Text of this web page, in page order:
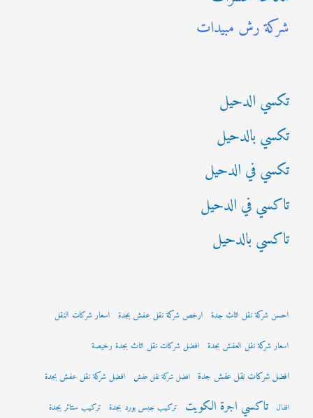
ع
:
شركة رش مبيدات
تكسي الدحيل
تكسي بالدحيل
تكسي في الدحيل
تاكسي في الدحيل
تاكسي بالدحيل
احسن شركة نقل اثاث جدة ارخص شركة نقل عفش بجدة اسعار شركات النقل
اسعار شركة نقل العفش بجدة افضل شركات نقل اثاث بجدة رخيصة
افضل شركات نقل عفش جدة افضل شركة نقل عفش افضل شركة نقل عفش بجدة
اقفال تاكسي اجرة الكويت تركيب جبس بورد بجدة تركيب ستائر بجدة